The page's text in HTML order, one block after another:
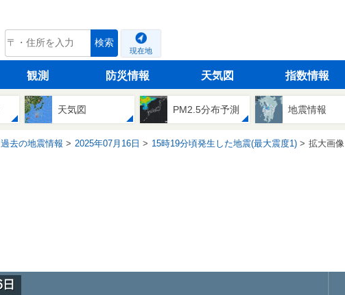
tenki.jp 検索
現在地
観測 防災情報 天気図 指数情報
天気図 PM2.5分布予測 地震情報
過去の地震情報 2025年07月16日 15時19分頃発生した地震(最大震度1) 拡大画像